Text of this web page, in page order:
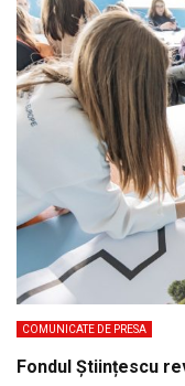
COMUNICATE DE PRESA
Fondul Științescu